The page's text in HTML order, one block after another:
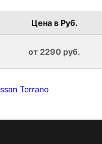
Цена в Руб.
от 2290 руб.
Terrano